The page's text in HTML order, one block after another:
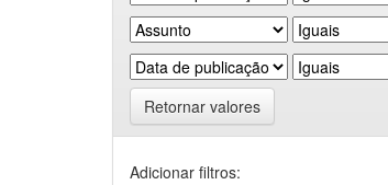
Retornar valores
Adicionar filtros: